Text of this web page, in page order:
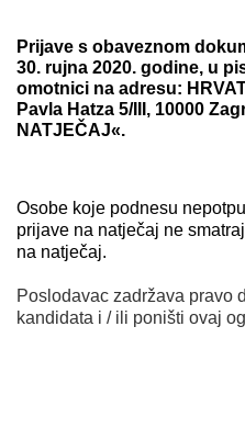
Prijave s obaveznom
30. rujna 2020. godine, u
omotnici na adresu:
Pavla Hatza 5/III, 10000
NATJEČAJ«.
Osobe koje podnesu
prijave na natječaj ne
na natječaj.
Poslodavac zadržava pravo
kandidata i / ili poništi ovaj